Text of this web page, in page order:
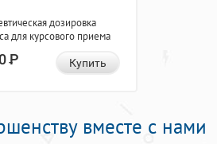
дозировка
для курсового приема
Р Купить
вместе с нами